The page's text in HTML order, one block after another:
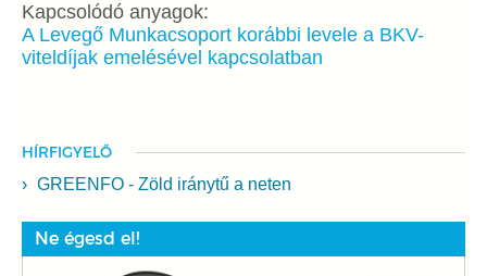
Kapcsolódó anyagok:
A Levegő Munkacsoport korábbi levele a BKV-
viteldíjak emelésével kapcsolatban
HÍRFIGYELŐ
GREENFO - Zöld iránytű a neten
Ne égesd el!